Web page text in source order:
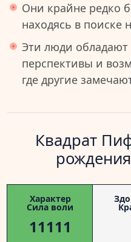
Они крайне редко
находясь в поиске
Эти люди
перспективы и
где другие
Квадрат
Характер
Сила воли
11111